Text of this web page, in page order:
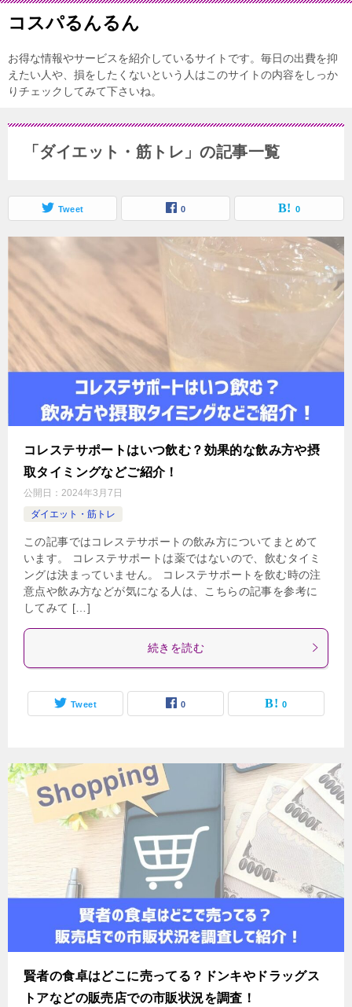
コスパるんるん
お得な情報やサービスを紹介しているサイトです。毎日の出費を抑
えたい人や、損をしたくないという人はこのサイトの内容をしっか
りチェックしてみて下さいね。
「ダイエット・筋トレ」の記事一覧
Tweet 0 0
コレステサポートはいつ飲む？効果的な飲み方や摂
取タイミングなどご紹介！
公開日： 2024年3月7日
ダイエット・筋トレ
この記事ではコレステサポートの飲み方についてまとめて
います。 コレステサポートは薬ではないので、飲むタイミ
ングは決まっていません。 コレステサポートを飲む時の注
意点や飲み方などが気になる人は、こちらの記事を参考に
してみて […]
続きを読む
Tweet 0 0
賢者の食卓はどこに売ってる？ドンキやドラッグス
トアなどの販売店での市販状況を調査！